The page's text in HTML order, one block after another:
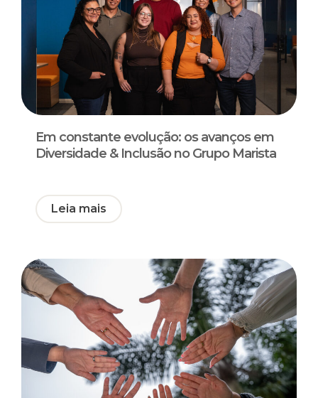
Em constante evolução: os avanços em
Diversidade & Inclusão no Grupo Marista
Leia mais